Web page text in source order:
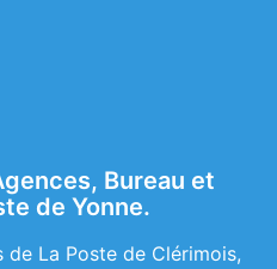
Bureau et
de Yonne.
La Poste de Clérimois,